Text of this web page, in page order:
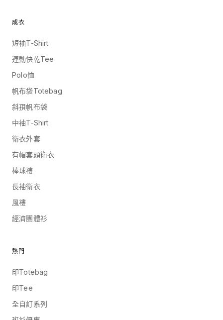
成衣
短袖T-Shirt
運動快乾Tee
Polo恤
帆布袋Totebag
斜孭帆布袋
中袖T-Shirt
衛衣外套
有帽套頭衛衣
棒球褸
長袖衛衣
風褸
經濟團體衫
熱門
印Totebag
印Tee
全自訂系列